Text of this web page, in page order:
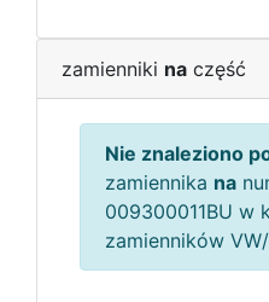
zamienniki na część
Nie znaleziono
zamiennika na
009300011BU w
zamienników